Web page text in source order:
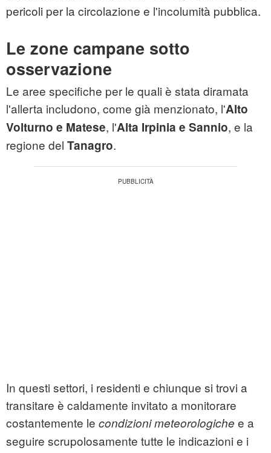
pericoli per la circolazione e l'incolumità pubblica.
Le zone campane sotto
osservazione
Le aree specifiche per le quali è stata diramata
l'allerta includono, come già menzionato, l'Alto
Volturno e Matese, l'Alta Irpinia e Sannio, e la
regione del Tanagro.
In questi settori, i residenti e chiunque si trovi a
transitare è caldamente invitato a monitorare
costantemente le condizioni meteorologiche e a
seguire scrupolosamente tutte le indicazioni e i